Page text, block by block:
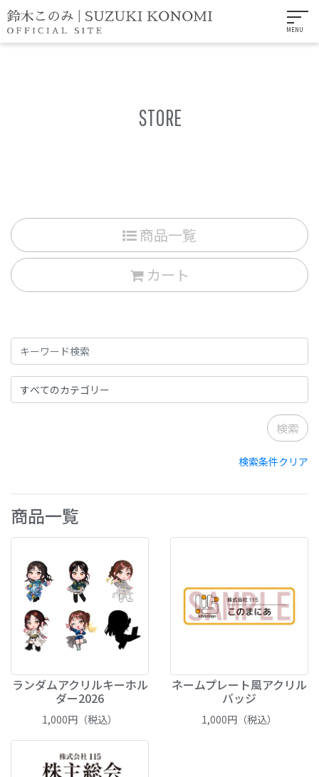
MENU
STORE
商品一覧
カート
検索条件クリア
商品一覧
ランダムアクリルキーホル
ダー2026
1,000円（税込）
ネームプレート風アクリル
バッジ
1,000円（税込）